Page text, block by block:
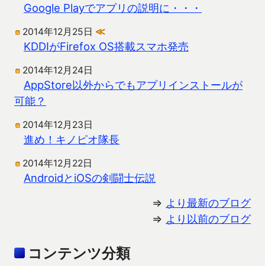
Google Playでアプリの説明に・・・
2014年12月25日 ≪
KDDIがFirefox OS搭載スマホ発売
2014年12月24日
AppStore以外からでもアプリインストールが
可能？
2014年12月23日
進め！キノピオ隊長
2014年12月22日
AndroidとiOSの剣闘士伝説
⇒ より最新のブログ
⇒ より以前のブログ
コンテンツ分類